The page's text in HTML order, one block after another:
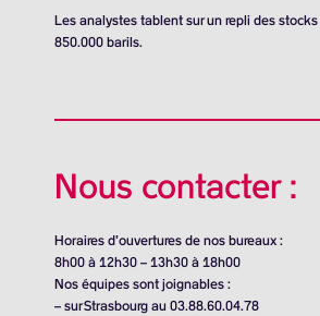
Les analystes tablent sur un repli des
850.000 barils.
Nous contacter :
Horaires d’ouvertures de nos bureaux :
8h00 à 12h30 – 13h30 à 18h00
Nos équipes sont joignables :
– sur Strasbourg au 03.88.60.04.78